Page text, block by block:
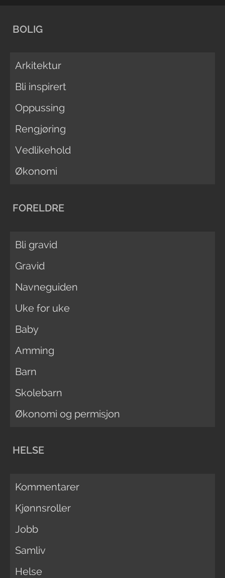
BOLIG
Arkitektur
Bli inspirert
Oppussing
Rengjøring
Vedlikehold
Økonomi
FORELDRE
Bli gravid
Gravid
Navneguiden
Uke for uke
Baby
Amming
Barn
Skolebarn
Økonomi og permisjon
HELSE
Kommentarer
Kjønnsroller
Jobb
Samliv
Helse